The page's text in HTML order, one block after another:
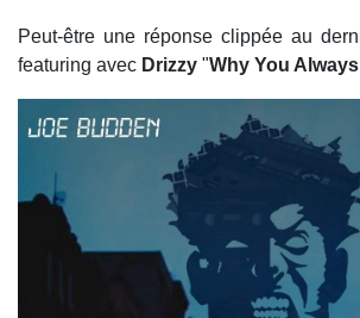
Peut-être une réponse clippée au
featuring avec Drizzy "Why You